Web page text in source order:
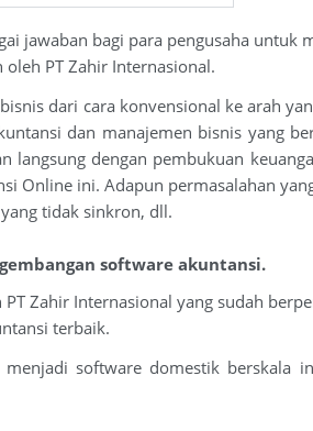
jawaban bagi para pengusaha untuk
PT Zahir Internasional.
dari cara konvensional ke arah
dan manajemen bisnis yang
langsung dengan pembukuan
Online ini. Adapun permasalahan
tidak sinkron, dll.
software akuntansi.
Zahir Internasional yang sudah
terbaik.
software domestik berskala